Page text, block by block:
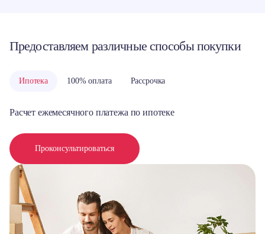
Предоставляем различные способы покупки
Ипотека 100% оплата Рассрочка
Расчет ежемесячного платежа по ипотеке
Проконсультироваться